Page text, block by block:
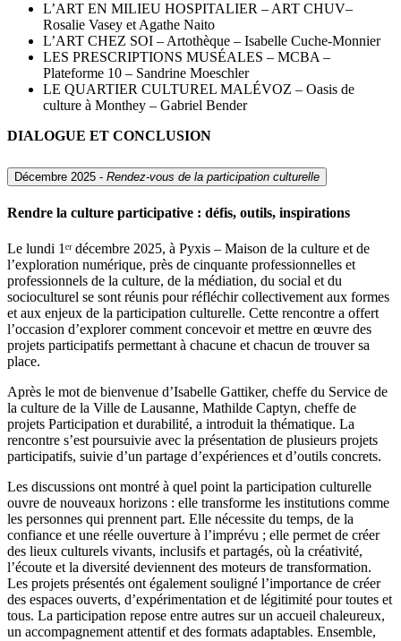
L’ART EN MILIEU HOSPITALIER – ART CHUV–
Rosalie Vasey et Agathe Naito
L’ART CHEZ SOI – Artothèque – Isabelle Cuche-Monnier
LES PRESCRIPTIONS MUSÉALES – MCBA –
Plateforme 10 – Sandrine Moeschler
LE QUARTIER CULTUREL MALÉVOZ – Oasis de
culture à Monthey – Gabriel Bender
DIALOGUE ET CONCLUSION
Décembre 2025 - Rendez-vous de la participation culturelle
Rendre la culture participative : défis, outils, inspirations
Le lundi 1ᵉʳ décembre 2025, à Pyxis – Maison de la culture et de
l’exploration numérique, près de cinquante professionnelles et
professionnels de la culture, de la médiation, du social et du
socioculturel se sont réunis pour réfléchir collectivement aux formes
et aux enjeux de la participation culturelle. Cette rencontre a offert
l’occasion d’explorer comment concevoir et mettre en œuvre des
projets participatifs permettant à chacune et chacun de trouver sa
place.
Après le mot de bienvenue d’Isabelle Gattiker, cheffe du Service de
la culture de la Ville de Lausanne, Mathilde Captyn, cheffe de
projets Participation et durabilité, a introduit la thématique. La
rencontre s’est poursuivie avec la présentation de plusieurs projets
participatifs, suivie d’un partage d’expériences et d’outils concrets.
Les discussions ont montré à quel point la participation culturelle
ouvre de nouveaux horizons : elle transforme les institutions comme
les personnes qui prennent part. Elle nécessite du temps, de la
confiance et une réelle ouverture à l’imprévu ; elle permet de créer
des lieux culturels vivants, inclusifs et partagés, où la créativité,
l’écoute et la diversité deviennent des moteurs de transformation.
Les projets présentés ont également souligné l’importance de créer
des espaces ouverts, d’expérimentation et de légitimité pour toutes et
tous. La participation repose entre autres sur un accueil chaleureux,
un accompagnement attentif et des formats adaptables. Ensemble,